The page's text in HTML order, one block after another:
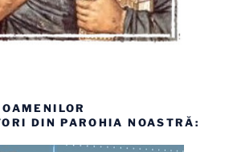
DIN PAROHIA NOASTRĂ: